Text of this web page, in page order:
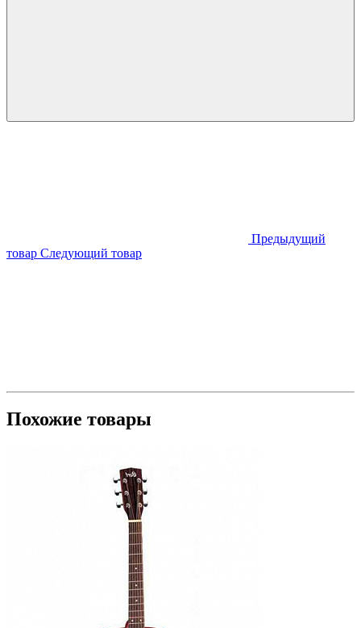
Предыдущий
товар Следующий товар
Похожие товары